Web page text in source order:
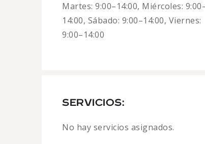
Martes: 9:00–14:00, Miércoles:
14:00, Sábado: 9:00–14:00, Viernes:
9:00–14:00
SERVICIOS:
No hay servicios asignados.